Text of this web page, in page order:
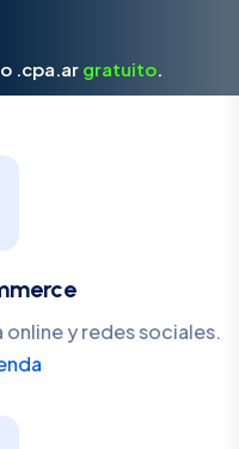
.cpa.ar gratuito.
y redes sociales.